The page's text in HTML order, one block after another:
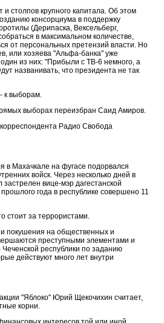
столпов крупного капитала. Об этом
консорциума в поддержку
(Дерипаска, Вексельберг,
в максимальном количестве,
от персональных претензий власти. Но
или хозяева "Альфа-банка" уже
из них: "Прибыли с ТВ-6 немного, а
названивать, что президента не так
к выборам.
выборах переизбран Саид Амиров.
Радио Свобода
в Махачкале на фугасе подорвался
войск. Через несколько дней в
вице-мэр дагестанской
года в республике совершено 11
стоит за террористами.
покушения на общественных и
преступными элементами и
республики по заданию
действуют много лет внутри
"Яблоко" Юрий Щекочихин считает,
корни.